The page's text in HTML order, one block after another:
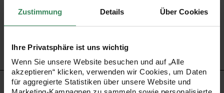
Zustimmung Details Über Cookies
Ihre Privatsphäre ist uns wichtig
Wenn Sie unsere Website besuchen und auf „Alle
akzeptieren“ klicken, verwenden wir Cookies, um Daten
für aggregierte Statistiken über unsere Website und
Artikel-Nr. 383299.002
Bestell-Nr. 3343678
PRODUKTBESCHREIBUNG